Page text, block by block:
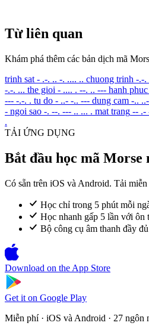
Từ liên quan
Khám phá thêm các bản dịch mã
trinh sat - .-. .. -. .... .. chuong trinh -.-.
-.-. ... the gioi - .... . --. .. --- hanh phuc
--- -.-. . tu do - ..- -.. --- dung cam -..
- ngoi sao -. --. --- .. ... . mat trang -- .-
.
TẢI ỨNG DỤNG
Bắt đầu học mã Morse
Có sẵn trên iOS và Android. Tải miễn
Học chỉ trong 5 phút mỗi
Học nhanh gấp 5 lần với ôn
Bộ công cụ âm thanh đầy
Download on the App Store
Get it on Google Play
Miễn phí · iOS và Android · 27 ngôn